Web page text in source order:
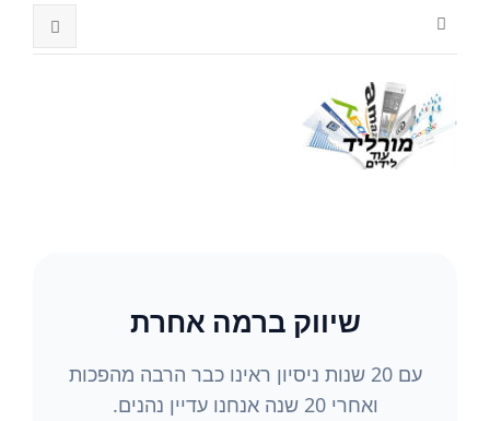
שיווק ברמה אחרת
עם 20 שנות ניסיון ראינו כבר הרבה מהפכות
ואחרי 20 שנה אנחנו עדיין נהנים.